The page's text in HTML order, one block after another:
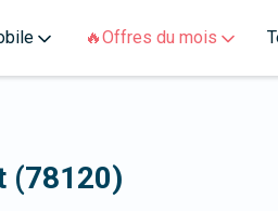
🔥Offres du mois
(78120)